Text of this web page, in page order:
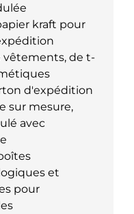
kraft pour
vêtements, de t-
d'expédition
sur mesure,
avec
et
pour